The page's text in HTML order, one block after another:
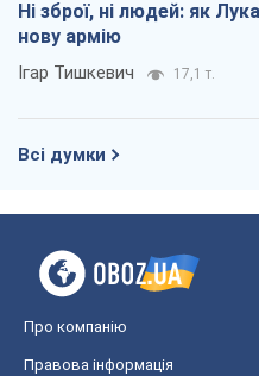
Ні зброї, ні людей: як
нову армію
Ігар Тишкевич 17,1 т.
Всі думки
Про компанію
Правова інформація